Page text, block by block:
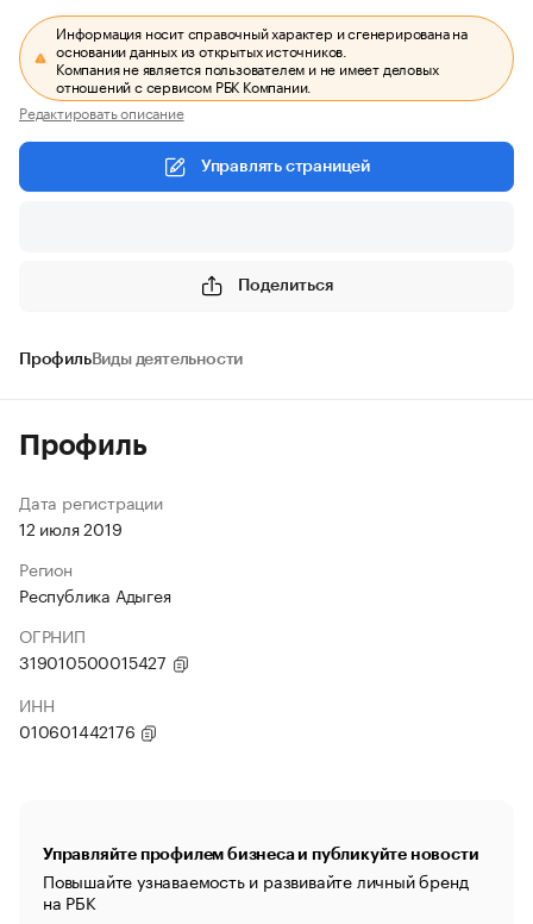
Информация носит справочный характер и сгенерирована на
основании данных из открытых источников.
Компания не является пользователем и не имеет деловых
отношений с сервисом РБК Компании.
Редактировать описание
Управлять страницей
Поделиться
ПрофильВиды деятельности
Профиль
Дата регистрации
12 июля 2019
Регион
Республика Адыгея
ОГРНИП
319010500015427
ИНН
010601442176
Управляйте профилем бизнеса и публикуйте новости
Повышайте узнаваемость и развивайте личный бренд
на РБК